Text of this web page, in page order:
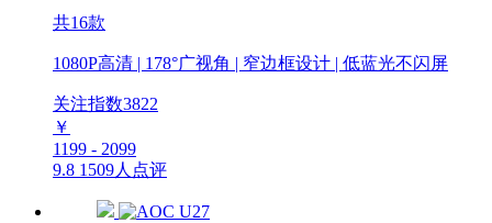
共16款
1080P高清 | 178°广视角 | 窄边框设计 | 低蓝光不闪屏
关注指数3822
￥
1199 - 2099
9.8 1509人点评